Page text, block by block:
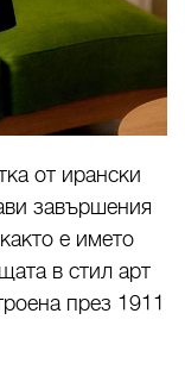
от ирански
завършения
е името
в стил арт
през 1911